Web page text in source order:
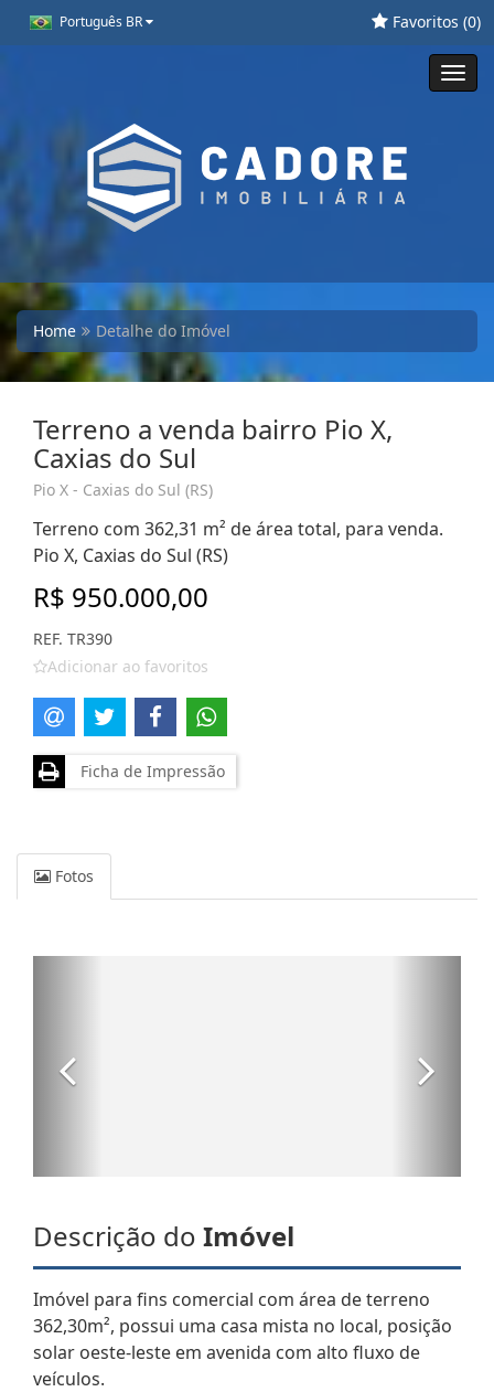
Português BR Favoritos (0)
Home Detalhe do Imóvel
Terreno a venda bairro Pio X,
Caxias do Sul
Pio X - Caxias do Sul (RS)
Terreno com 362,31 m² de área total, para venda.
Pio X, Caxias do Sul (RS)
R$ 950.000,00
REF. TR390
Adicionar ao favoritos
Ficha de Impressão
Fotos
Descrição do Imóvel
Imóvel para fins comercial com área de terreno
362,30m², possui uma casa mista no local, posição
solar oeste-leste em avenida com alto fluxo de
veículos.